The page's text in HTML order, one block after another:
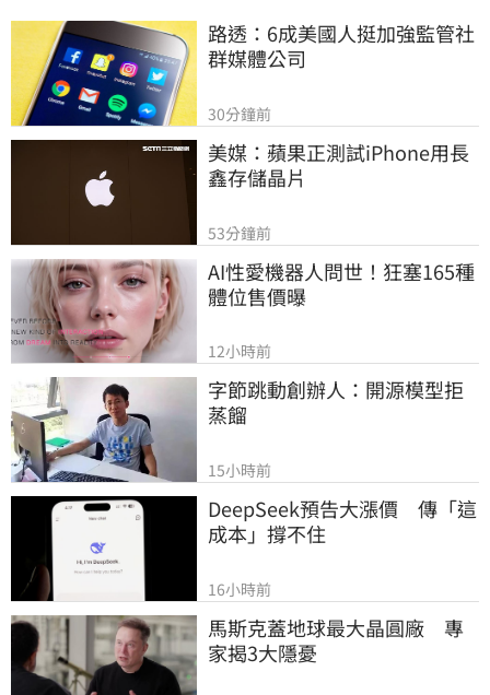
路透：6成美國人挺加強監管社
群媒體公司
30分鐘前
美媒：蘋果正測試iPhone用長
鑫存儲晶片
53分鐘前
AI性愛機器人問世！狂塞165種
體位售價曝
12小時前
字節跳動創辦人：開源模型拒
蒸餾
15小時前
DeepSeek預告大漲價　傳「這
成本」撐不住
16小時前
馬斯克蓋地球最大晶圓廠　專
家揭3大隱憂